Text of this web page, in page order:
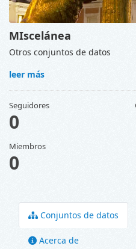
Conjuntos de datos
Acerca de
MIscelánea
Otros conjuntos de datos
leer más
Seguidores
0
Miembros
0